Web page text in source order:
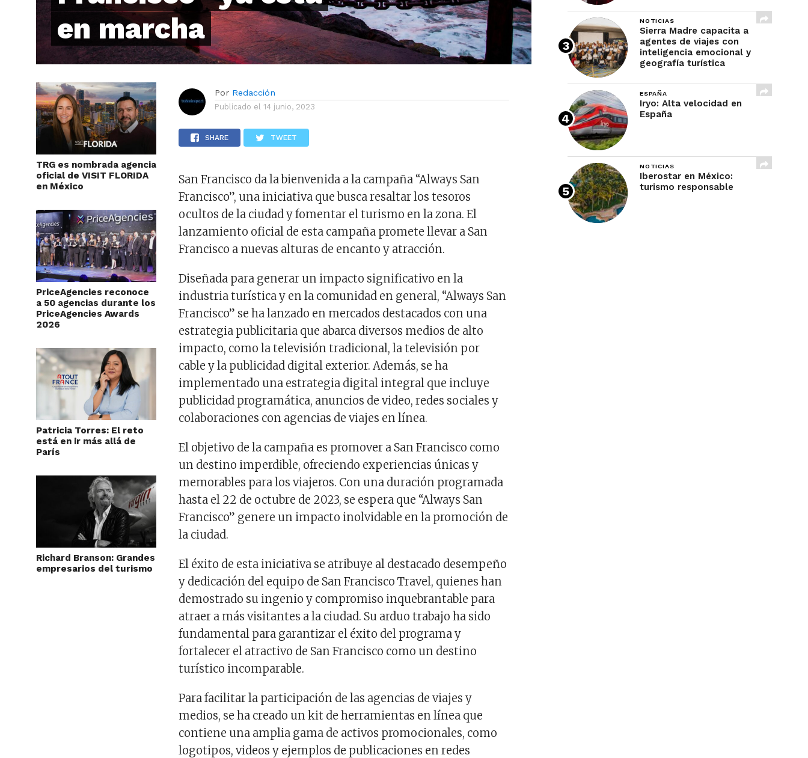
en marcha
TRG es nombrada agencia
oficial de VISIT FLORIDA
en México
PriceAgencies reconoce
a 50 agencias durante los
PriceAgencies Awards
2026
Patricia Torres: El reto
está en ir más allá de
París
Richard Branson: Grandes
empresarios del turismo
Por Redacción
Publicado el 14 junio, 2023
SHARE TWEET
San Francisco da la bienvenida a la campaña “Always San
Francisco”, una iniciativa que busca resaltar los tesoros
ocultos de la ciudad y fomentar el turismo en la zona. El
lanzamiento oficial de esta campaña promete llevar a San
Francisco a nuevas alturas de encanto y atracción.
Diseñada para generar un impacto significativo en la
industria turística y en la comunidad en general, “Always San
Francisco” se ha lanzado en mercados destacados con una
estrategia publicitaria que abarca diversos medios de alto
impacto, como la televisión tradicional, la televisión por
cable y la publicidad digital exterior. Además, se ha
implementado una estrategia digital integral que incluye
publicidad programática, anuncios de video, redes sociales y
colaboraciones con agencias de viajes en línea.
El objetivo de la campaña es promover a San Francisco como
un destino imperdible, ofreciendo experiencias únicas y
memorables para los viajeros. Con una duración programada
hasta el 22 de octubre de 2023, se espera que “Always San
Francisco” genere un impacto inolvidable en la promoción de
la ciudad.
El éxito de esta iniciativa se atribuye al destacado desempeño
y dedicación del equipo de San Francisco Travel, quienes han
demostrado su ingenio y compromiso inquebrantable para
atraer a más visitantes a la ciudad. Su arduo trabajo ha sido
fundamental para garantizar el éxito del programa y
fortalecer el atractivo de San Francisco como un destino
turístico incomparable.
Para facilitar la participación de las agencias de viajes y
medios, se ha creado un kit de herramientas en línea que
contiene una amplia gama de activos promocionales, como
logotipos, videos y ejemplos de publicaciones en redes
NOTICIAS
Sierra Madre capacita a
agentes de viajes con
inteligencia emocional y
geografía turística
ESPAÑA
Iryo: Alta velocidad en
España
NOTICIAS
Iberostar en México:
turismo responsable